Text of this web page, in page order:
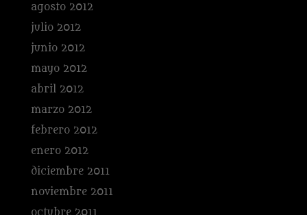
agosto 2012
julio 2012
junio 2012
mayo 2012
abril 2012
marzo 2012
febrero 2012
enero 2012
diciembre 2011
noviembre 2011
octubre 2011